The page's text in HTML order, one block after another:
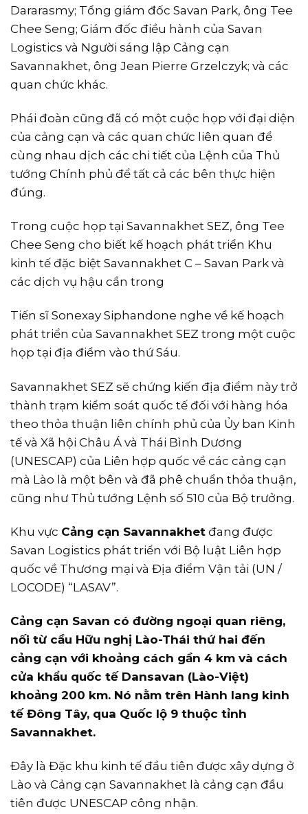
Dararasmy; Tổng giám đốc Savan Park, ông Tee
Chee Seng; Giám đốc điều hành của Savan
Logistics và Người sáng lập Cảng cạn
Savannakhet, ông Jean Pierre Grzelczyk; và các
quan chức khác.
Phái đoàn cũng đã có một cuộc họp với đại diện
của cảng cạn và các quan chức liên quan để
cùng nhau dịch các chi tiết của Lệnh của Thủ
tướng Chính phủ để tất cả các bên thực hiện
đúng.
Trong cuộc họp tại Savannakhet SEZ, ông Tee
Chee Seng cho biết kế hoạch phát triển Khu
kinh tế đặc biệt Savannakhet C – Savan Park và
các dịch vụ hậu cần trong
Tiến sĩ Sonexay Siphandone nghe về kế hoạch
phát triển của Savannakhet SEZ trong một cuộc
họp tại địa điểm vào thứ Sáu.
Savannakhet SEZ sẽ chứng kiến ​​địa điểm này trở
thành trạm kiểm soát quốc tế đối với hàng hóa
theo thỏa thuận liên chính phủ của Ủy ban Kinh
tế và Xã hội Châu Á và Thái Bình Dương
(UNESCAP) của Liên hợp quốc về các cảng cạn
mà Lào là một bên và đã phê chuẩn thỏa thuận,
cũng như Thủ tướng Lệnh số 510 của Bộ trưởng.
Khu vực Cảng cạn Savannakhet đang được
Savan Logistics phát triển với Bộ luật Liên hợp
quốc về Thương mại và Địa điểm Vận tải (UN /
LOCODE) “LASAV”.
Cảng cạn Savan có đường ngoại quan riêng,
nối từ cầu Hữu nghị Lào-Thái thứ hai đến
cảng cạn với khoảng cách gần 4 km và cách
cửa khẩu quốc tế Dansavan (Lào-Việt)
khoảng 200 km. Nó nằm trên Hành lang kinh
tế Đông Tây, qua Quốc lộ 9 thuộc tỉnh
Savannakhet.
Đây là Đặc khu kinh tế đầu tiên được xây dựng ở
Lào và Cảng cạn Savannakhet là cảng cạn đầu
tiên được UNESCAP công nhận.